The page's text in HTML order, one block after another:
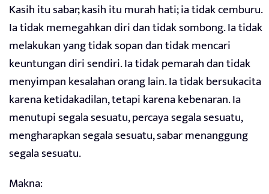
Kasih itu sabar; kasih itu murah hati; ia tidak cemburu.
Ia tidak memegahkan diri dan tidak sombong. Ia tidak
melakukan yang tidak sopan dan tidak mencari
keuntungan diri sendiri. Ia tidak pemarah dan tidak
menyimpan kesalahan orang lain. Ia tidak bersukacita
karena ketidakadilan, tetapi karena kebenaran. Ia
menutupi segala sesuatu, percaya segala sesuatu,
mengharapkan segala sesuatu, sabar menanggung
segala sesuatu.
Makna: